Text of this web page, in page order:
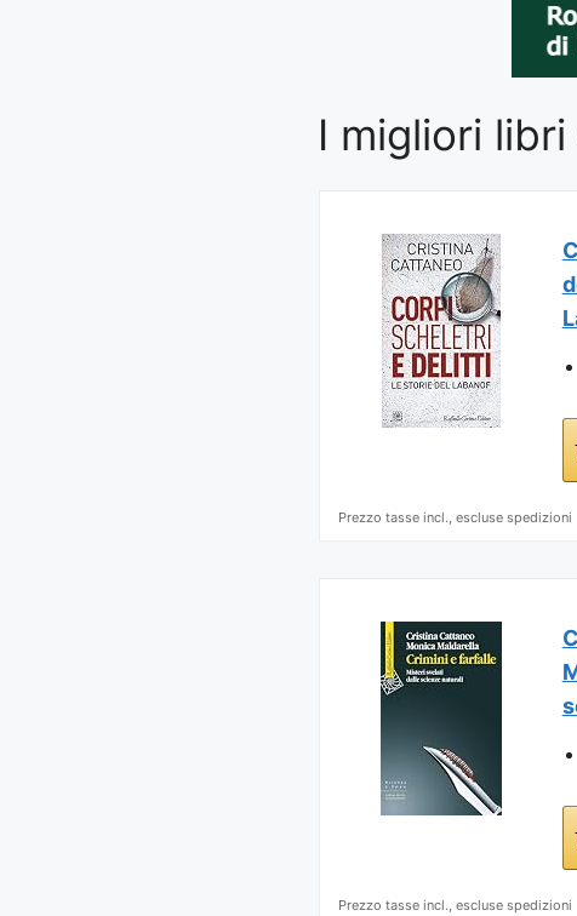
I migliori
Prezzo tasse incl., escluse spedizioni
Prezzo tasse incl., escluse spedizioni